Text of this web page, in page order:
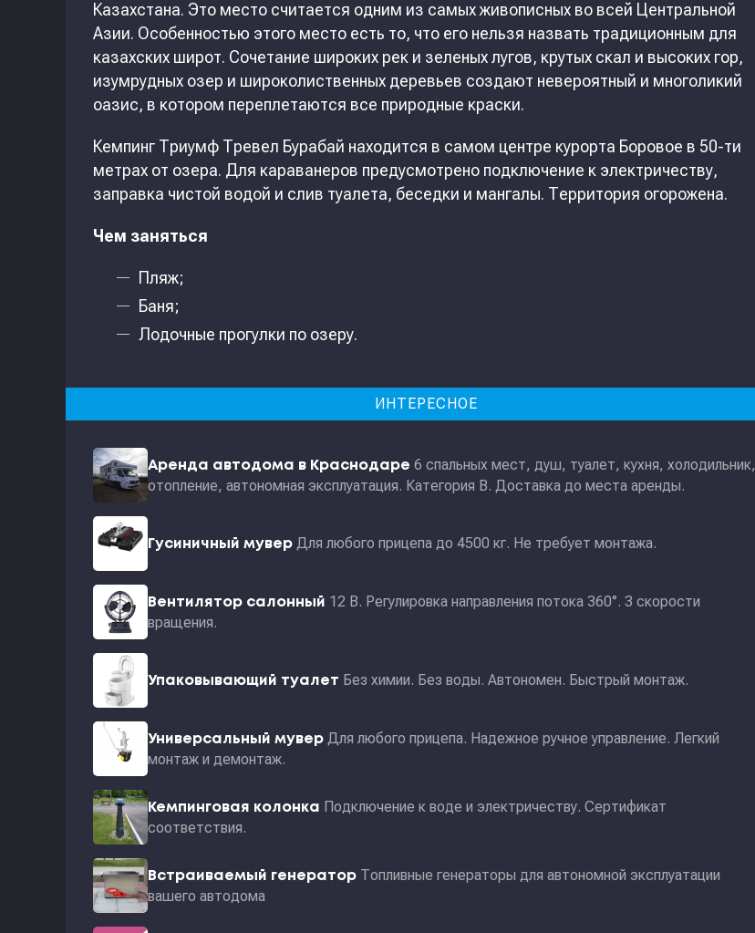
Казахстана. Это место считается одним из самых живописных во всей Центральной
Азии. Особенностью этого место есть то, что его нельзя назвать традиционным для
казахских широт. Сочетание широких рек и зеленых лугов, крутых скал и высоких гор,
изумрудных озер и широколиственных деревьев создают невероятный и многоликий
оазис, в котором переплетаются все природные краски.
Кемпинг Триумф Тревел Бурабай находится в самом центре курорта Боровое в 50-ти
метрах от озера. Для караванеров предусмотрено подключение к электричеству,
заправка чистой водой и слив туалета, беседки и мангалы. Территория огорожена.
Чем заняться
Пляж;
Баня;
Лодочные прогулки по озеру.
ИНТЕРЕСНОЕ
Аренда автодома в Краснодаре 6 спальных мест, душ, туалет, кухня, холодильник,
отопление, автономная эксплуатация. Категория В. Доставка до места аренды.
Гусиничный мувер Для любого прицепа до 4500 кг. Не требует монтажа.
Вентилятор салонный 12 В. Регулировка направления потока 360°. 3 скорости
вращения.
Упаковывающий туалет Без химии. Без воды. Автономен. Быстрый монтаж.
Универсальный мувер Для любого прицепа. Надежное ручное управление. Легкий
монтаж и демонтаж.
Кемпинговая колонка Подключение к воде и электричеству. Сертификат
соответствия.
Встраиваемый генератор Топливные генераторы для автономной эксплуатации
вашего автодома